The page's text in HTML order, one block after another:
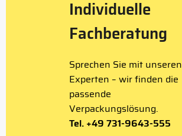
Individuelle
Fachberatung
Sprechen Sie mit unseren
Experten – wir finden die
passende
Verpackungslösung.
Tel. +49 731-9643-555